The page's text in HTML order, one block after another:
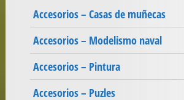
Accesorios – Casas de muñecas
Accesorios – Modelismo naval
Accesorios – Pintura
Accesorios – Puzles